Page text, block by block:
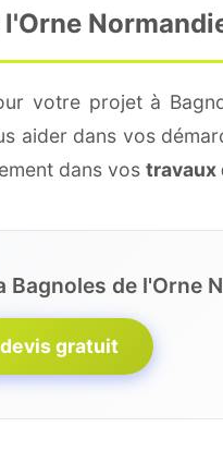
votre projet à
aider dans vos
dans vos travaux
de l'Orne
gratuit